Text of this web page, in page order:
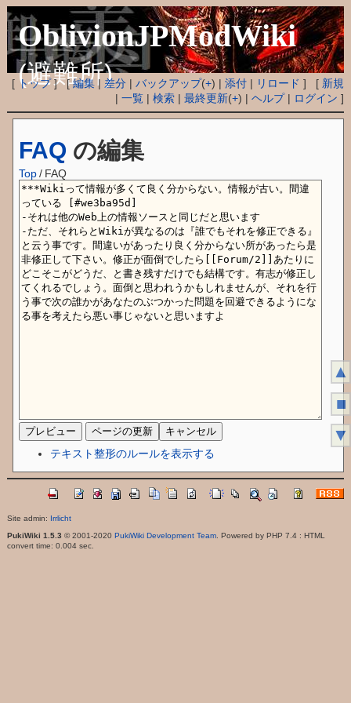
OblivionJPModWiki
(避難所)
[ トップ] [編集| 差分 |バックアップ(+) |添付 | リロード ] [ 新規
|一覧 |検索 |最終更新(+) |ヘルプ| ログイン ]
FAQ の編集
Top / FAQ
テキスト整形のルールを表示する
Site admin: Irrlicht
PukiWiki 1.5.3 © 2001-2020 PukiWiki Development Team. Powered by PHP 7.4 : HTML
convert time: 0.004 sec.
▲
■
▼